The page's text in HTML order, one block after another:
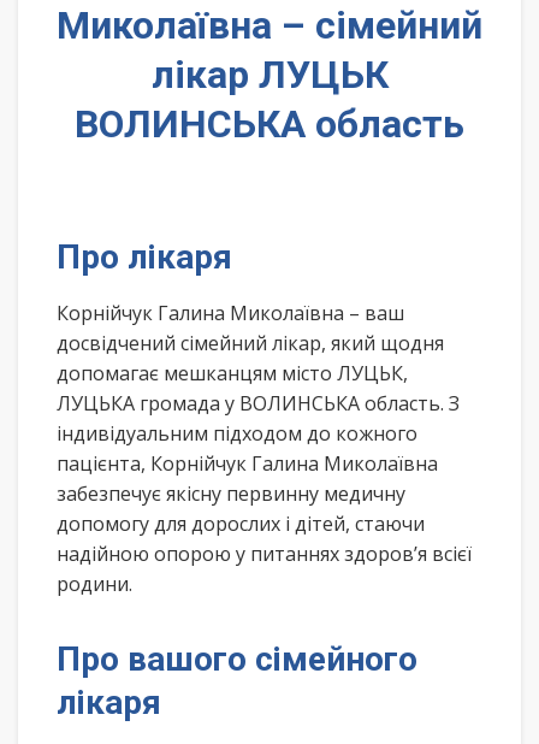
Миколаївна – сімейний
лікар ЛУЦЬК
ВОЛИНСЬКА область
Про лікаря
Корнійчук Галина Миколаївна – ваш
досвідчений сімейний лікар, який щодня
допомагає мешканцям місто ЛУЦЬК,
ЛУЦЬКА громада у ВОЛИНСЬКА область. З
індивідуальним підходом до кожного
пацієнта, Корнійчук Галина Миколаївна
забезпечує якісну первинну медичну
допомогу для дорослих і дітей, стаючи
надійною опорою у питаннях здоров’я всієї
родини.
Про вашого сімейного
лікаря